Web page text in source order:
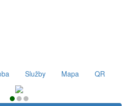
Služby Mapa QR